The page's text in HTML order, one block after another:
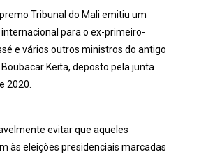
Tribunal do Mali emitiu um
para o ex-primeiro-
e vários outros ministros do antigo
Keita, deposto pela junta
2020.
evitar que aqueles
às eleições presidenciais marcadas